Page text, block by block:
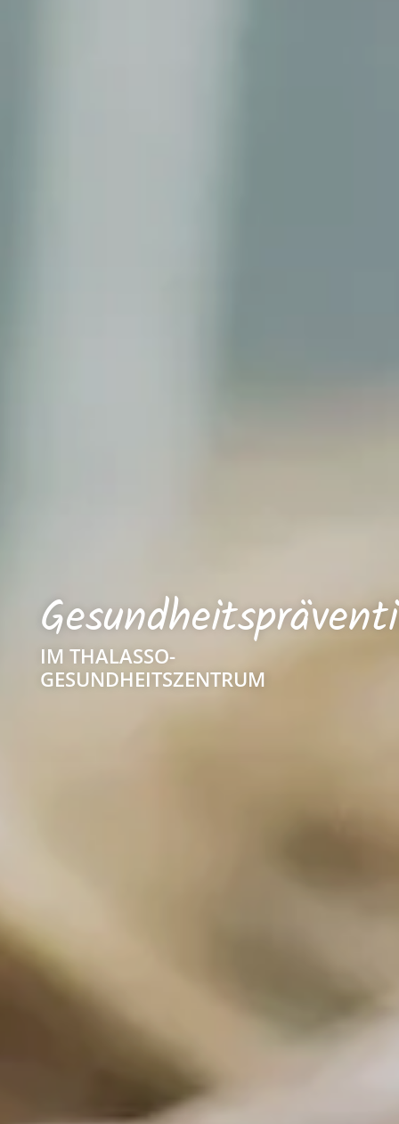
IM THALASSO-
GESUNDHEITSZENTRUM